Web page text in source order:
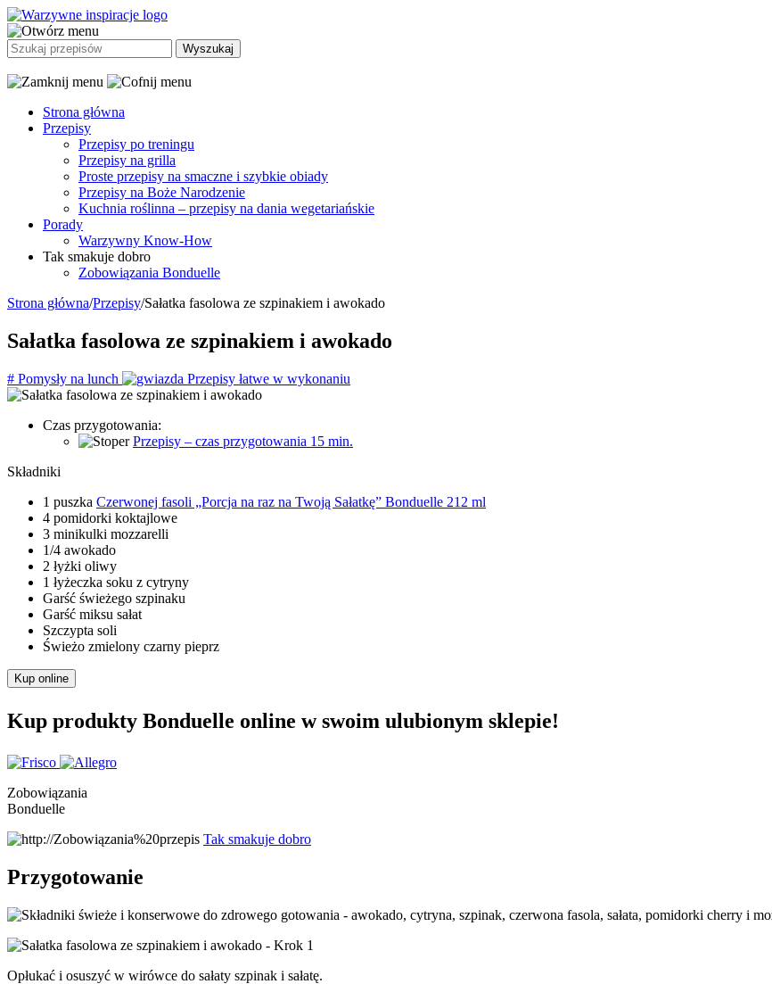
Strona główna
Przepisy
Przepisy po treningu
Przepisy na grilla
Proste przepisy na smaczne i szybkie obiady
Przepisy na Boże Narodzenie
Kuchnia roślinna – przepisy na dania wegetariańskie
Porady
Warzywny Know-How
Tak smakuje dobro
Zobowiązania Bonduelle
Strona główna/Przepisy/Sałatka fasolowa ze szpinakiem i awokado
Sałatka fasolowa ze szpinakiem i awokado
# Pomysły na lunch Przepisy łatwe w wykonaniu
Czas przygotowania:
Przepisy – czas przygotowania 15 min.
Składniki
1 puszka Czerwonej fasoli „Porcja na raz na Twoją Sałatkę” Bonduelle 212 ml
4 pomidorki koktajlowe
3 minikulki mozzarelli
1/4 awokado
2 łyżki oliwy
1 łyżeczka soku z cytryny
Garść świeżego szpinaku
Garść miksu sałat
Szczypta soli
Świeżo zmielony czarny pieprz
Kup online
Kup produkty Bonduelle online w swoim ulubionym sklepie!
Zobowiązania
Bonduelle
Tak smakuje dobro
Przygotowanie
Opłukać i osuszyć w wirówce do sałaty szpinak i sałatę.